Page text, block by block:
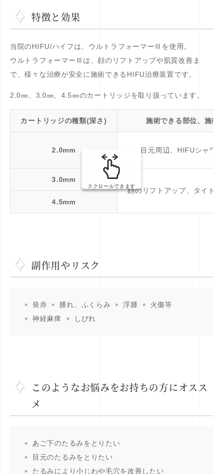
特徴と効果
当院のHIFU/ハイフは、ウルトラフォーマーⅢを使用。
ウルトラフォーマーⅢは、顔のリフトアップや肌質改善ま
で、様々な治療が安全に施術できるHIFU治療装置です。
2.0㎜、3.0㎜、4.5㎜のカートリッジを取り扱っています。
カートリッジの種類(深さ) 施術できる部位、施術
2.0mm 目元周辺、HIFUシャワ
3.0mm
顔のリフトアップ、タイト
4.5mm
スクロールできます
副作用やリスク
発赤 腫れ、ふくらみ 浮腫
火傷等
神経麻痺
しびれ
このようなお悩みをお持ちの方にオスス
メ
あご下のたるみをとりたい
目元のたるみをとりたい
たるみにより小じわや毛穴を改善したい